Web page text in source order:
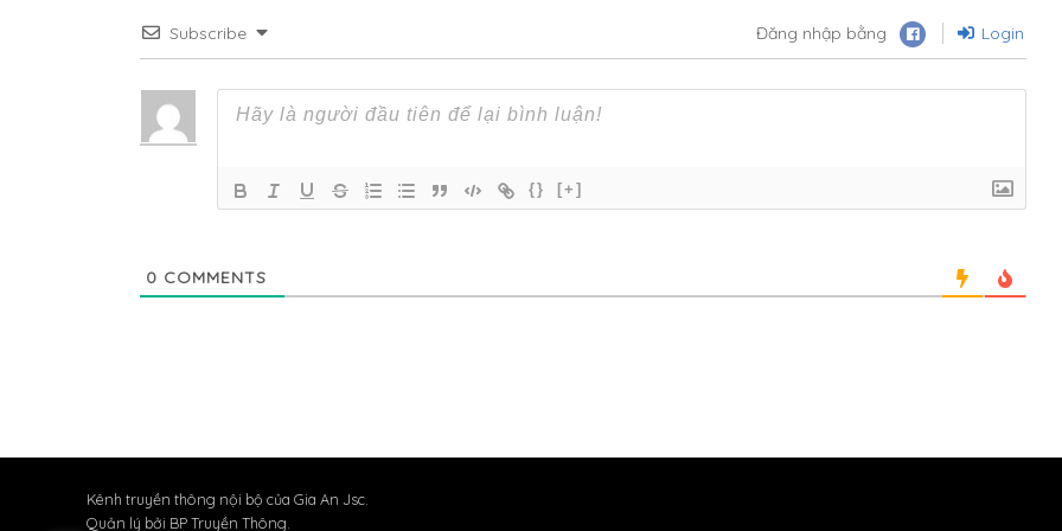
Subscribe Đăng nhập bằng Login
{} [+]
0 COMMENTS
Kênh truyền thông nội bộ của Gia An Jsc.
Quản lý bởi BP Truyền Thông.